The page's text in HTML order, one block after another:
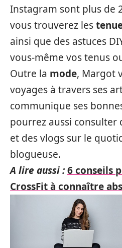
Instagram sont plus de
vous trouverez les
ainsi que des astuces
vous-même vos tenus
Outre la mode, Margot
voyages à travers ses
communique ses
pourrez aussi consulter
et des vlogs sur le
blogueuse.
A lire aussi :6 conseils
CrossFit à connaître